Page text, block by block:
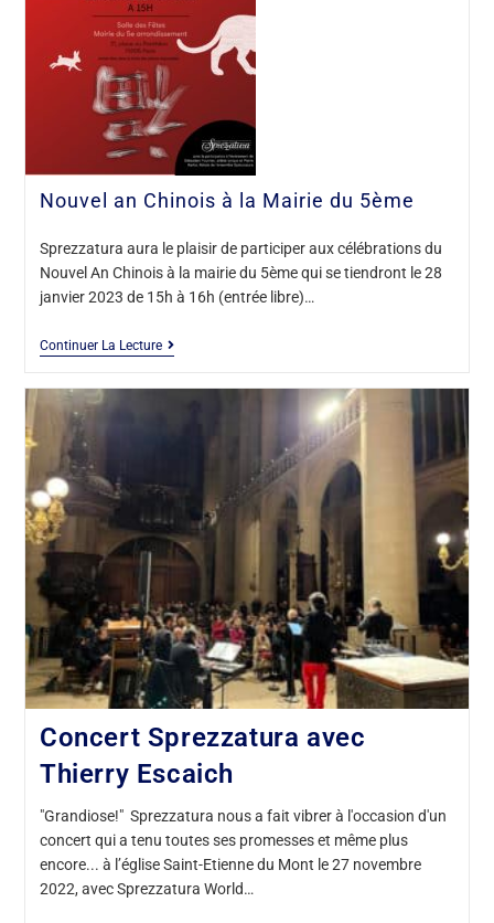
Nouvel an Chinois à la Mairie du 5ème
Sprezzatura aura le plaisir de participer aux célébrations du
Nouvel An Chinois à la mairie du 5ème qui se tiendront le 28
janvier 2023 de 15h à 16h (entrée libre)…
Continuer La Lecture
Concert Sprezzatura avec
Thierry Escaich
"Grandiose!" Sprezzatura nous a fait vibrer à l'occasion d'un
concert qui a tenu toutes ses promesses et même plus
encore... à l’église Saint-Etienne du Mont le 27 novembre
2022, avec Sprezzatura World…